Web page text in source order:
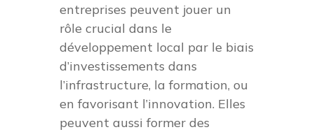
entreprises peuvent jouer un
rôle crucial dans le
développement local par le biais
d’investissements dans
l’infrastructure, la formation, ou
en favorisant l’innovation. Elles
peuvent aussi former des